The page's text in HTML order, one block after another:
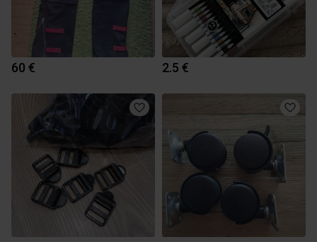
60 € 2.5 €